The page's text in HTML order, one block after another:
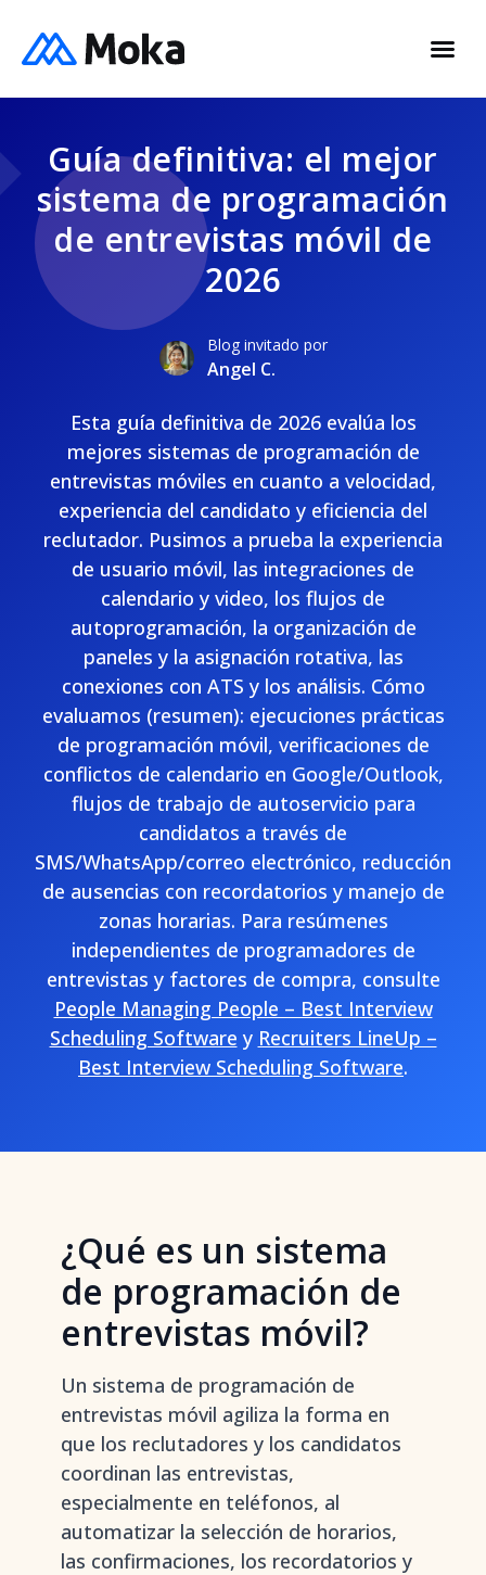
Guía definitiva: el mejor
sistema de programación
de entrevistas móvil de
2026
Blog invitado por
Angel C.
Esta guía definitiva de 2026 evalúa los
mejores sistemas de programación de
entrevistas móviles en cuanto a velocidad,
experiencia del candidato y eficiencia del
reclutador. Pusimos a prueba la experiencia
de usuario móvil, las integraciones de
calendario y video, los flujos de
autoprogramación, la organización de
paneles y la asignación rotativa, las
conexiones con ATS y los análisis. Cómo
evaluamos (resumen): ejecuciones prácticas
de programación móvil, verificaciones de
conflictos de calendario en Google/Outlook,
flujos de trabajo de autoservicio para
candidatos a través de
SMS/WhatsApp/correo electrónico, reducción
de ausencias con recordatorios y manejo de
zonas horarias. Para resúmenes
independientes de programadores de
entrevistas y factores de compra, consulte
People Managing People – Best Interview
Scheduling Software y Recruiters LineUp –
Best Interview Scheduling Software.
¿Qué es un sistema
de programación de
entrevistas móvil?
Un sistema de programación de
entrevistas móvil agiliza la forma en
que los reclutadores y los candidatos
coordinan las entrevistas,
especialmente en teléfonos, al
automatizar la selección de horarios,
las confirmaciones, los recordatorios y